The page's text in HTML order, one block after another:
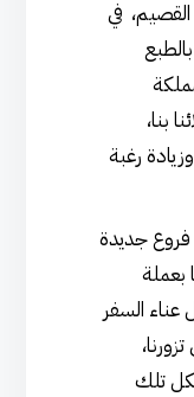
في
بنا،
رغبة
جديدة
بعملة
السفر
تلك